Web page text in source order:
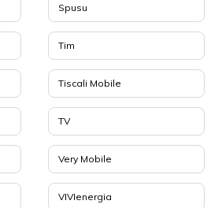
Spusu
Tim
Tiscali Mobile
TV
Very Mobile
VIVIenergia